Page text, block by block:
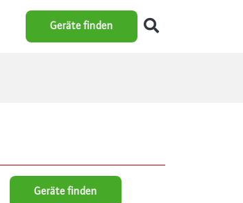
Geräte finden
Geräte finden